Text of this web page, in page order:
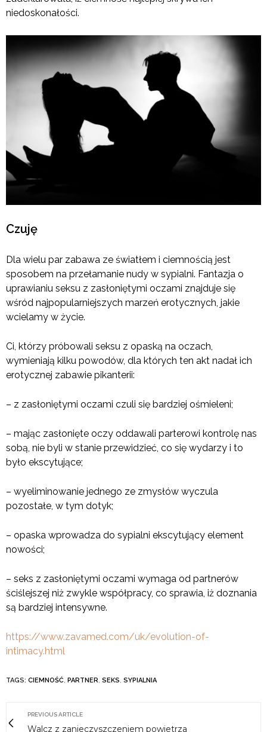
niedoskonałości.
Czuję
Dla wielu par zabawa ze światłem i ciemnością jest
sposobem na przełamanie nudy w sypialni. Fantazja o
uprawianiu seksu z zasłoniętymi oczami znajduje się
wśród najpopularniejszych marzeń erotycznych, jakie
wcielamy w życie.
Ci, którzy próbowali seksu z opaską na oczach,
wymieniają kilku powodów, dla których ten akt nadał ich
erotycznej zabawie pikanterii:
– z zasłoniętymi oczami czuli się bardziej ośmieleni;
– mając zasłonięte oczy oddawali parterowi kontrolę nas
sobą, nie byli w stanie przewidzieć, co się wydarzy i to
było ekscytujące;
– wyeliminowanie jednego ze zmysłów wyczula
pozostałe, w tym dotyk;
– opaska wprowadza do sypialni ekscytujący element
nowości;
– seks z zasłoniętymi oczami wymaga od partnerów
ściślejszej niż zwykle współpracy, co sprawia, iż doznania
są bardziej intensywne.
https://www.zavamed.com/uk/evolution-of-
intimacy.html
TAGS: CIEMNOŚĆ, PARTNER, SEKS, SYPIALNIA
PREVIOUS ARTICLE
Walcz z zanieczyszczeniem powietrza